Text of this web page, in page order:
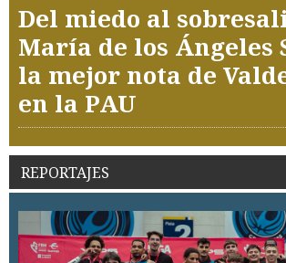
Del miedo al
María de los Ángeles
la mejor nota de
en la PAU
REPORTAJES